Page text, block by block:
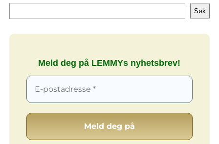
Søk
Søk
Meld deg på LEMMYs nyhetsbrev!